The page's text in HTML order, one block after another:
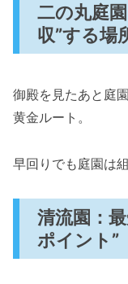
二の丸庭
収”する場
御殿を見たあと庭
黄金ルート。
早回りでも庭園は
清流園：
ポイント”